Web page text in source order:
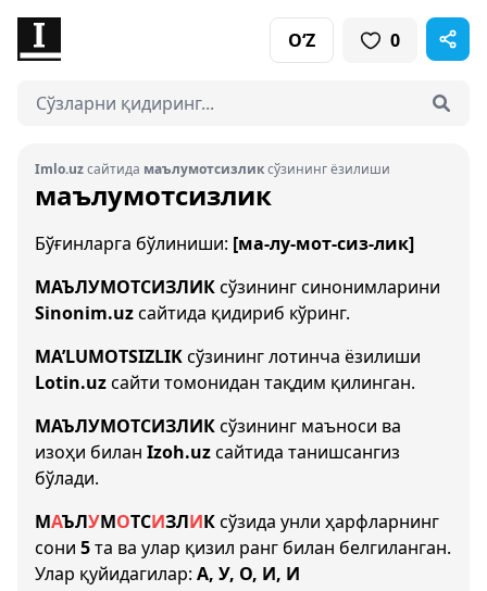
O‘Z 0
Imlo.uzсайтида маълумотсизликсўзининг ёзилиши
маълумотсизлик
Бўғинларга бўлиниши: [ма-лу-мот-сиз-лик]
МАЪЛУМОТСИЗЛИКсўзининг синонимларини
Sinonim.uzсайтида қидириб кўринг.
MA’LUMOTSIZLIKсўзининг лотинча ёзилиши
Lotin.uzсайти томонидан тақдим қилинган.
МАЪЛУМОТСИЗЛИКсўзининг маъноси ва
изоҳи билан Izoh.uzсайтида танишсангиз
бўлади.
МАЪЛУМОТСИЗЛИКсўзида унли ҳарфларнинг
сони 5та ва улар қизил ранг билан белгиланган.
Улар қуйидагилар: А, У, О, И, И